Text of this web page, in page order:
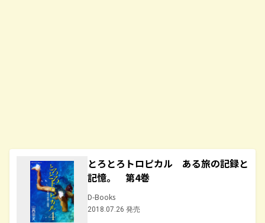
とろとろトロピカル ある旅の記録と
記憶。 第4巻
D-Books
2018.07.26 発売